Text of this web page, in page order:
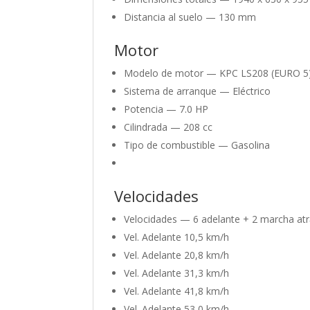
Distancia al suelo — 130 mm
Motor
Modelo de motor — KPC LS208 (EURO
Sistema de arranque — Eléctrico
Potencia — 7.0 HP
Cilindrada — 208 cc
Tipo de combustible — Gasolina
Velocidades
Velocidades —6 adelante + 2 marcha
Vel. Adelante 1 0,5 km/h
Vel. Adelante 20,8 km/h
Vel. Adelante 31,3 km/h
Vel. Adelante 41,8 km/h